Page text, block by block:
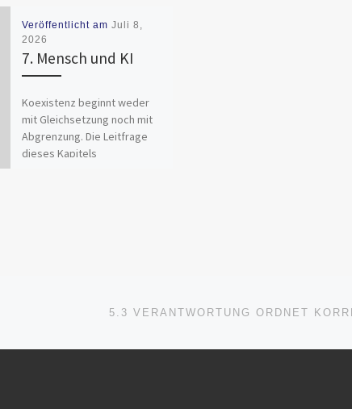
Veröffentlicht am Juli 8,
2026
7. Mensch und KI
Koexistenz beginnt weder
mit Gleichsetzung noch mit
Abgrenzung. Die Leitfrage
dieses Kapitels
ZUR BEITRAGSLISTE5.3 VERANTWORTUNG ORDNET